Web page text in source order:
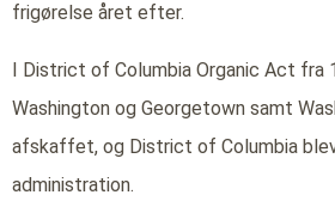
frigørelse året efter.
I District of Columbia Organic Act fra
Washington og Georgetown samt
afskaffet, og District of Columbia
administration.